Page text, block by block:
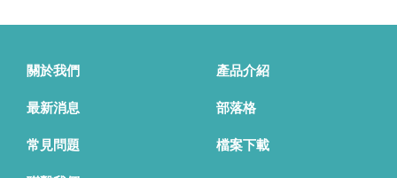
關於我們 產品介紹
最新消息 部落格
常見問題 檔案下載